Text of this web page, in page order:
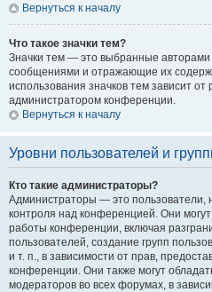
Вернуться к началу
Что такое значки тем?
Значки тем — это выбранные
сообщениями и отражающие их
использования значков тем зависит
администратором конференции.
Вернуться к началу
Уровни пользователей и
Кто такие администраторы?
Администраторы — это
контроля над конференцией. Они
работы конференции, включая
пользователей, создание групп
и т. п., в зависимости от прав,
конференции. Они также могут
модераторов во всех форумах, в